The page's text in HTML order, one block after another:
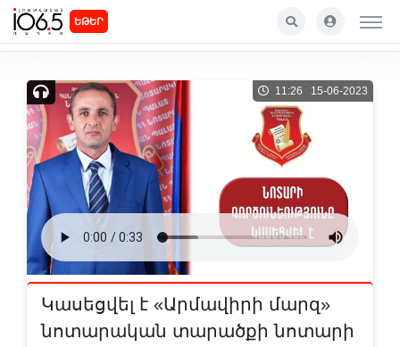
ԵԹԵՐ
11:26 15-06-2023
Կասեցվել է «Արմավիրի մարզ»
նոտարական տարածքի նոտարի